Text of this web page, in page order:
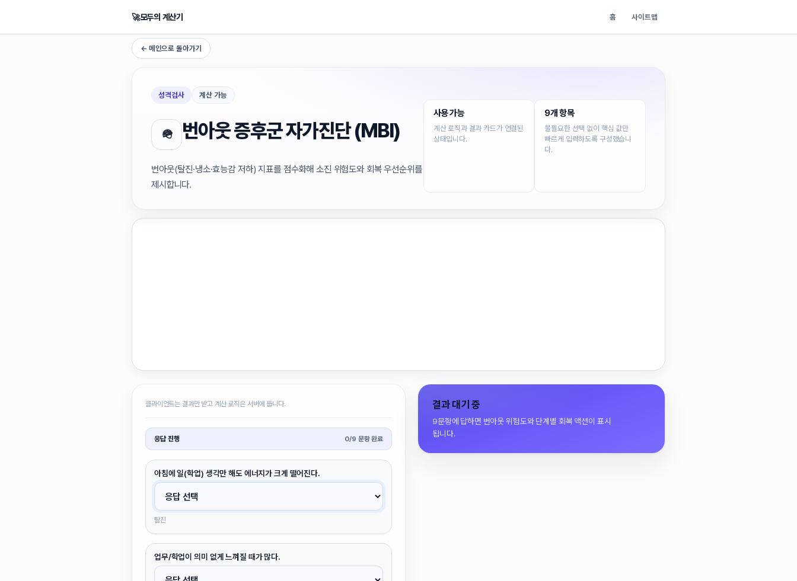
🚀모두의 계산기 홈 사이트맵
← 메인으로 돌아가기
성격검사 계산 가능
🪖 번아웃 증후군 자가진단 (MBI)
번아웃(탈진·냉소·효능감 저하) 지표를 점수화해 소진 위험도와 회복 우선순위를
제시합니다.
사용 가능
계산 로직과 결과 카드가 연결된
상태입니다.
9개 항목
불필요한 선택 없이 핵심 값만
빠르게 입력하도록 구성했습니
다.
클라이언트는 결과만 받고 계산 로직은 서버에 둡니다.
응답 진행 0/9 문항 완료
아침에 일(학업) 생각만 해도 에너지가 크게 떨어진다.
탈진
업무/학업이 의미 없게 느껴질 때가 많다.
결과 대기 중
9문항에 답하면 번아웃 위험도와 단계별 회복 액션이 표시
됩니다.